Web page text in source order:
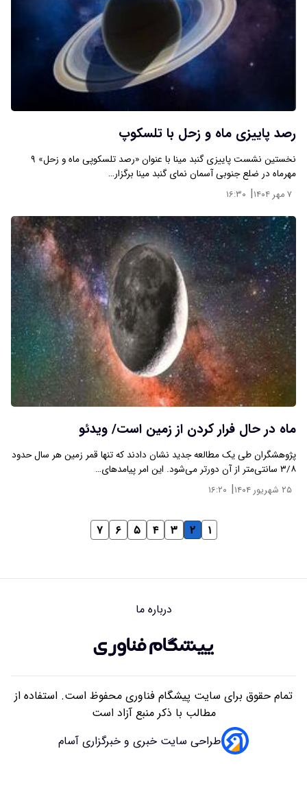
رصد پاییزی ماه و زحل با تلسکوپ
نخستین نشست پاییزی گنبد مینا با عنوان «رصد تلسکوپی ماه و زحل» ۹
مهرماه در ضلع جنوبی آسمان نمای گنبد مینا برگزار…
۷ مهر ۱۴۰۴ | ۱۶:۳۰
ماه در حال فرار کردن از زمین است/ ویدئو
پژوهشگران طی یک مطالعه جدید نشان دادند که تنها قمر زمین هر سال حدود
۳/۸ سانتی‌متر از آن دورتر می‌شود. این امر پیامدهای…
۲۵ شهریور ۱۴۰۴ | ۱۶:۲۰
۱ ۲ ۳ ۴ ۵ ۶ ۷
درباره ما
تمام حقوق برای سایت پیشگام فناوری محفوظ است. استفاده از
مطالب با ذکر منبع آزاد است
طراحی سایت خبری و خبرگزاری آسام